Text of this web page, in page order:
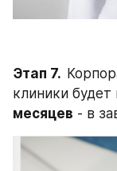
Этап 7.
клиники будет
месяцев - в